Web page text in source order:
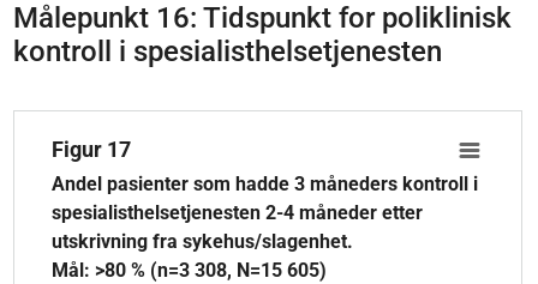
Målepunkt 16: Tidspunkt for poliklinisk
kontroll i spesialisthelsetjenesten
Figur 17
Bar chart with 46 bars.
Andel pasienter som hadde 3 måneders kontroll i
The chart has 1 X axis displaying categories.
The chart has 1 Y axis displaying values. Data ranges from 0
Figur 17
Andel pasienter som hadde 3 måneders kontroll i
spesialisthelsetjenesten 2-4 måneder etter
utskrivning fra sykehus/slagenhet.
Mål: >80 % (n=3 308, N=15 605)